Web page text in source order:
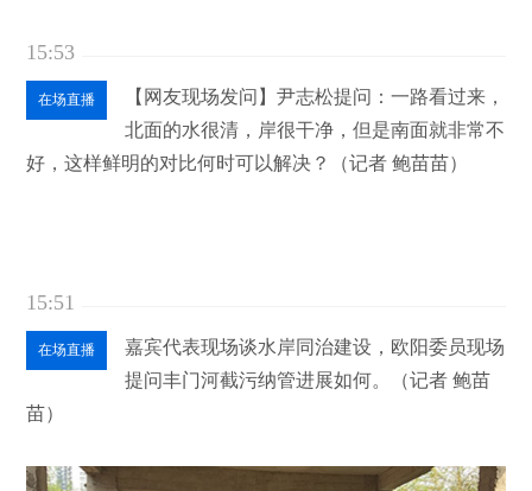
15:53
在场直播
【网友现场发问】尹志松提问：一路看过来，
北面的水很清，岸很干净，但是南面就非常不
好，这样鲜明的对比何时可以解决？（记者 鲍苗苗）
15:51
在场直播
嘉宾代表现场谈水岸同治建设，欧阳委员现场
提问丰门河截污纳管进展如何。（记者 鲍苗
苗）